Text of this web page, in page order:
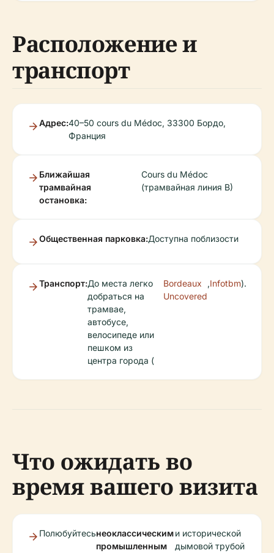
Расположение и
транспорт
Адрес:40–50 cours du Médoc, 33300 Бордо,
Франция
Ближайшая
трамвайная
остановка:
Cours du Médoc
(трамвайная линия B)
Общественная парковка:Доступна поблизости
Транспорт:До места легко
добраться на
трамвае,
автобусе,
велосипеде или
пешком из
центра города (
Bordeaux
Uncovered
,Infotbm).
Что ожидать во
время вашего визита
Полюбуйтесьнеоклассическим
промышленным
и исторической
дымовой трубой